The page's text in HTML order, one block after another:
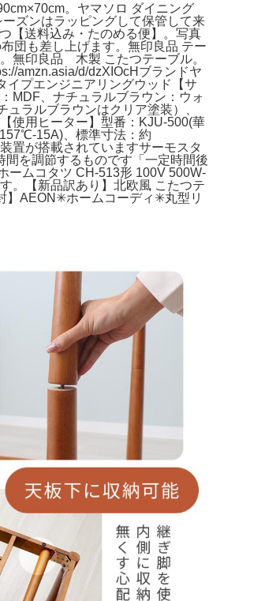
。ヤマソロ ダイニング
ズンはラッピングして保管して来
【送料込み・たのめる便】。写真
も差し上げます。無印良品 テー
無印良品 木製 こたつテーブル。
amzn.asia/d/dzXIOcHブランドヤ
イプエンジニアリングウッド【サ
MDF、ナチュラルブラウン：ウォ
ラルブラウンはクリア塗装）、
使用ヒーター】型番：KJU-500(華
15A)、標準寸法：約
置が搭載されていますサーモスタ
を調節するものです「一定時間後
ームコタツ CH-513形 100V 500W-
。【新品訳あり】北欧風 こたつテ
】AEON✳︎ホームコーディ✳︎丸型リ